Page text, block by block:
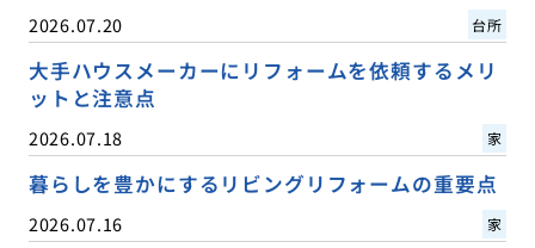
2026.07.20 台所
大手ハウスメーカーにリフォームを依頼するメリ
ットと注意点
2026.07.18 家
暮らしを豊かにするリビングリフォームの重要点
2026.07.16 家